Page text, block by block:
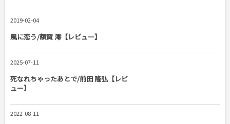
2019-02-04
風に恋う/額賀 澪【レビュー】
2025-07-11
死なれちゃったあとで/前田 隆弘【レビ
ュー】
2022-08-11